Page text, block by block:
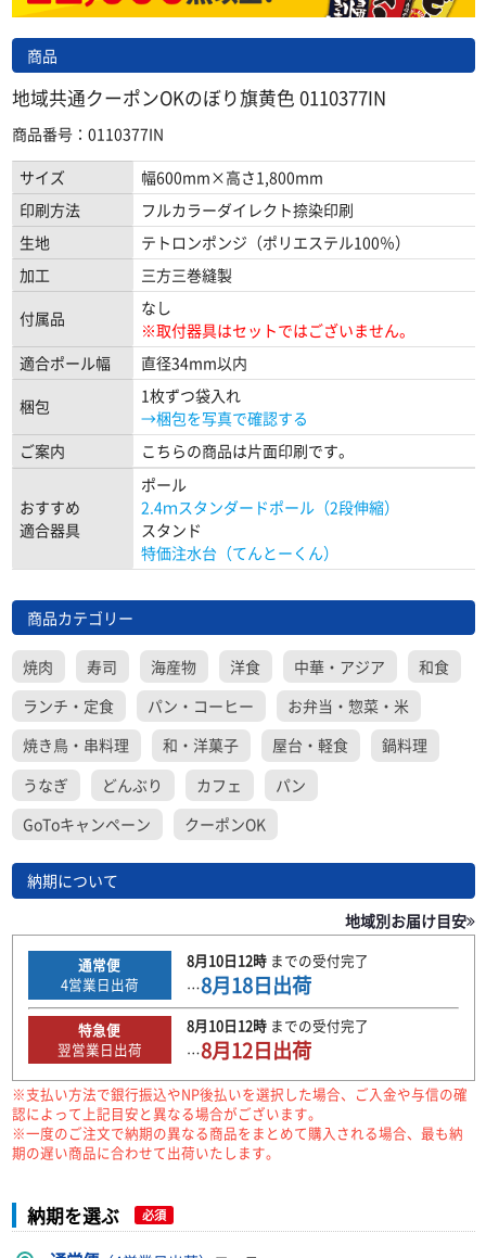
商品
地域共通クーポンOKのぼり旗黄色 0110377IN
商品番号：0110377IN
サイズ
幅600mm×高さ1,800mm
印刷方法
フルカラーダイレクト捺染印刷
生地
テトロンポンジ（ポリエステル100％）
加工
三方三巻縫製
付属品
なし
※取付器具はセットではございません。
適合ポール幅
直径34mm以内
梱包
1枚ずつ袋入れ
→梱包を写真で確認する
ご案内
こちらの商品は片面印刷です。
おすすめ
適合器具
ポール
2.4ｍスタンダードポール（2段伸縮）
スタンド
特価注水台（てんとーくん）
商品カテゴリー
焼肉 寿司 海産物 洋食 中華・アジア
和食
ランチ・定食
パン・コーヒー
お弁当・惣菜・米
焼き鳥・串料理
和・洋菓子 屋台・軽食
鍋料理
うなぎ
どんぶり カフェ
パン
GoToキャンペーン
クーポンOK
納期について
地域別お届け目安
通常便
4営業日出荷
8月10日12時までの受付完了
…8月18日出荷
特急便
翌営業日出荷
8月10日12時までの受付完了
…8月12日出荷
※支払い方法で銀行振込やNP後払いを選択した場合、ご入金や与信の確
認によって上記目安と異なる場合がございます。
※一度のご注文で納期の異なる商品をまとめて購入される場合、最も納
期の遅い商品に合わせて出荷いたします。
納期を選ぶ 必須